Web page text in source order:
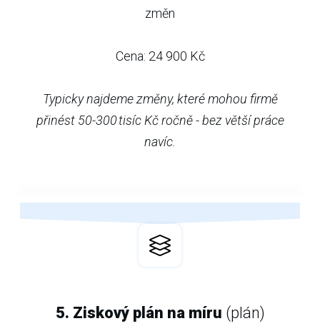
změn
Cena: 24 900 Kč
Typicky najdeme změny, které mohou firmě
přinést 50-300 tisíc Kč ročně - bez větší práce
navíc.
5. Ziskový plán na míru (plán)